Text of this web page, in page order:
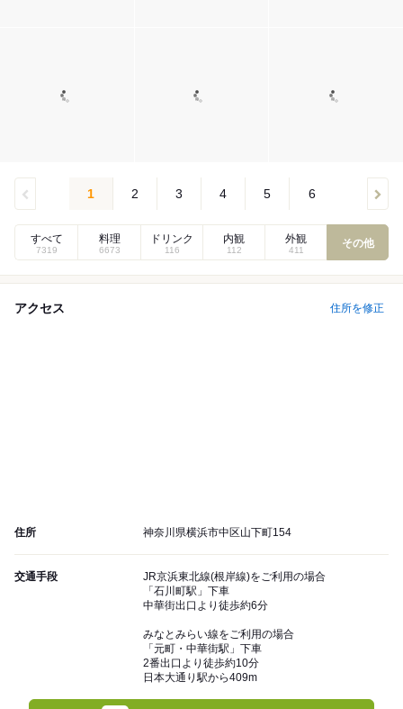
1 2 3 4 5 6
すべて
7319
料理
6673
ドリンク
116
内観
112
外観
411
その他
アクセス 住所を修正
住所 神奈川県横浜市中区山下町154
交通手段
JR京浜東北線(根岸線)をご利用の場合
「石川町駅」下車
中華街出口より徒歩約6分
みなとみらい線をご利用の場合
「元町・中華街駅」下車
2番出口より徒歩約10分
日本大通り駅から409m